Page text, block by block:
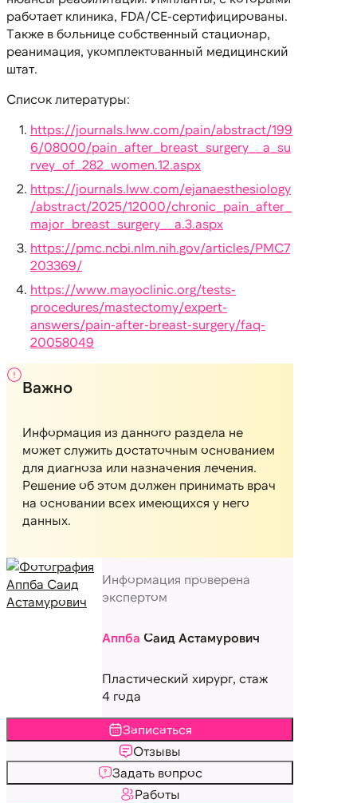
работает клиника, FDA/CE-сертифицированы.
Также в больнице собственный стационар,
реанимация, укомплектованный медицинский
штат.
Список литературы:
https://journals.lww.com/pain/abstract/199
6/08000/pain_after_breast_surgery__a_su
rvey_of_282_women.12.aspx
https://journals.lww.com/ejanaesthesiology
/abstract/2025/12000/chronic_pain_after_
major_breast_surgery__a.3.aspx
https://pmc.ncbi.nlm.nih.gov/articles/PMC7
203369/
https://www.mayoclinic.org/tests-
procedures/mastectomy/expert-
answers/pain-after-breast-surgery/faq-
20058049
Важно
Информация из данного раздела не
может служить достаточным основанием
для диагноза или назначения лечения.
Решение об этом должен принимать врач
на основании всех имеющихся у него
данных.
Информация проверена
экспертом
Аппба Саид Астамурович
Пластический хирург, стаж
4 года
Записаться
Отзывы
Задать вопрос
Работы